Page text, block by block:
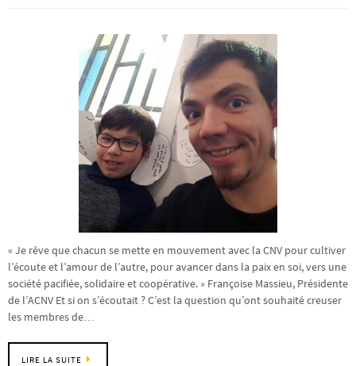
« Je rêve que chacun se mette en mouvement avec la CNV pour cultiver
l’écoute et l’amour de l’autre, pour avancer dans la paix en soi, vers une
société pacifiée, solidaire et coopérative. » Françoise Massieu, Présidente
de l’ACNV Et si on s’écoutait ? C’est la question qu’ont souhaité creuser
les membres de…
LIRE LA SUITE